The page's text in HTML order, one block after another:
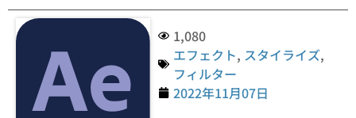
1,080
エフェクト, スタイライズ,
フィルター
2022年11月07日